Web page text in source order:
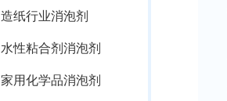
造纸行业消泡剂
水性粘合剂消泡剂
家用化学品消泡剂